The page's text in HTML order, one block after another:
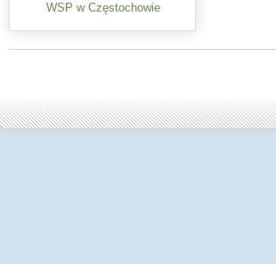
WSP w Częstochowie